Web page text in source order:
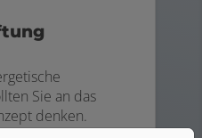
Sie an das
denken.